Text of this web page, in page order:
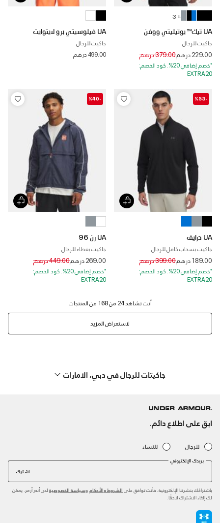
+ 3
UA تيك™ يوتيليتي ووفن
جاكيت للرجال
229.00 درهم Price reduced from
379.00 درهم to
*خصم إضافي 20%. كود الخصم:
EXTRA20
UA فيلوسيتي برو لايتوايت
جاكيت للرجال
499.00 درهم
-%53
UA درايف
جاكيت بسحاب كامل للرجال
189.00 درهم Price reduced from
399.00 درهم to
*خصم إضافي 20%. كود الخصم:
EXTRA20
-%40
UA رن 96
جاكيت بغطاء للرجال
269.00 درهم Price reduced from
449.00 درهم to
*خصم إضافي 20%. كود الخصم:
EXTRA20
‏‫أنت تشاهد 24 من 168 من المنتجات
لاستعراض المزيد
جاكيتات للرجال في دبي، الامارات
ابق على اطلاع دائم.
للرجال للنساء
بريدك الإلكتروني
اشترك
باشتراكك بنشرتنا الإلكترونية، فأنت توافق على الشروط والأحكام وسياسة الخصوصية لدى أندر آرمر. يمكن
لك إلغاء الاشتراك لاحقًا.